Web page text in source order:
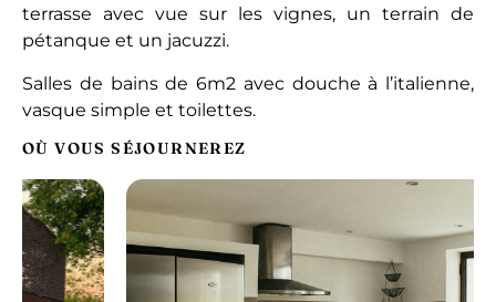
terrasse avec vue sur les vignes, un terrain de
pétanque et un jacuzzi.
Salles de bains de 6m2 avec douche à l’italienne,
vasque simple et toilettes.
OÙ VOUS SÉJOURNEREZ